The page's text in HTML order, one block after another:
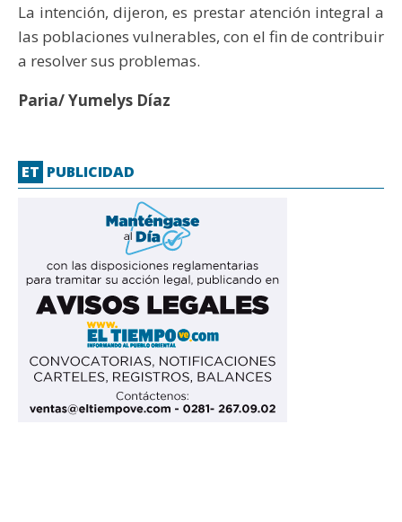
La intención, dijeron, es prestar atención integral a
las poblaciones vulnerables, con el fin de contribuir
a resolver sus problemas.
Paria/ Yumelys Díaz
ET PUBLICIDAD